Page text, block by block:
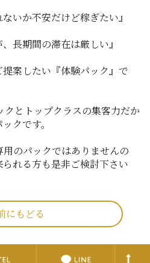
いか不安だけど稼ぎたい』
長期間の滞在は厳しい』
案したい『体験パック』で
とトップクラスの集客力だか
クです。
のパックではありませんの
れる方も是非ご検討下さい
にもどる